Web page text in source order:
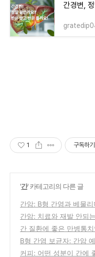
1 구독하기
'간' 카테고리의 다른 글
간암: B형 간염과 베물
간암: 치료와 재발 안되
간 질환에 좋은 만병통
B형 간염 보균자: 간암
(0)
커피: 어떤 성분이 간에